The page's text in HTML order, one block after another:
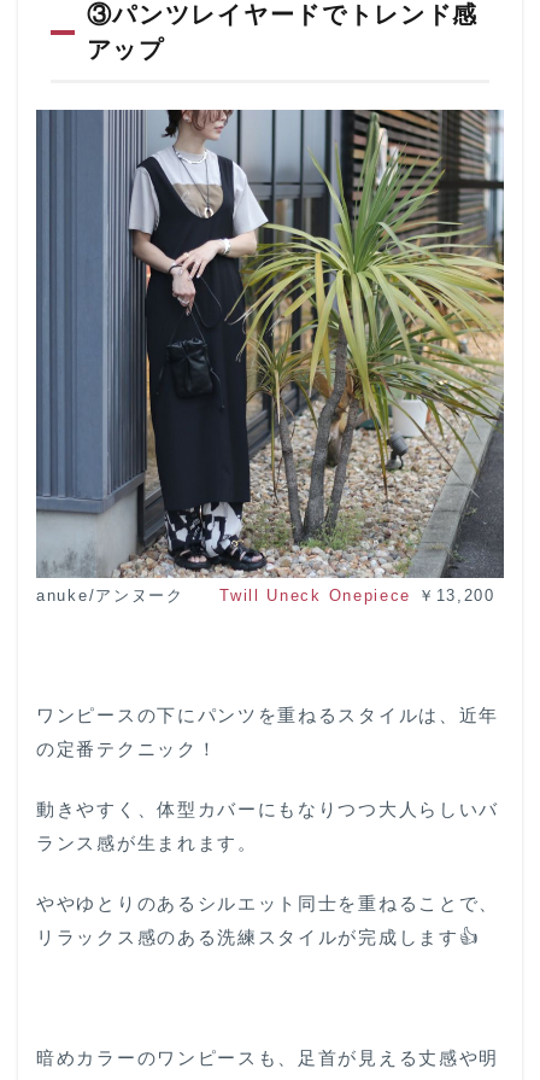
③パンツレイヤードでトレンド感
アップ
anuke/アンヌークTwill Uneck Onepiece ￥13,200
ワンピースの下にパンツを重ねるスタイルは、近年
の定番テクニック！
動きやすく、体型カバーにもなりつつ大人らしいバ
ランス感が生まれます。
ややゆとりのあるシルエット同士を重ねることで、
リラックス感のある洗練スタイルが完成します👍
暗めカラーのワンピースも、足首が見える丈感や明